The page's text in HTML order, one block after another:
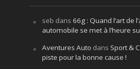
seb dans 66g : Quand l’art de
automobile se met à l’heure
Aventures Auto dans Sport &
piste pour la bonne cause !